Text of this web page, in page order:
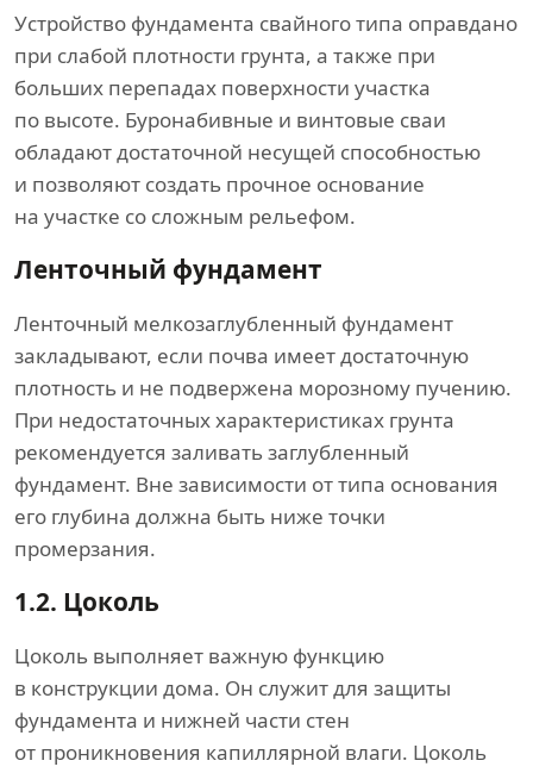
Устройство фундамента свайного типа оправдано
при слабой плотности грунта, а также при
больших перепадах поверхности участка
по высоте. Буронабивные и винтовые сваи
обладают достаточной несущей способностью
и позволяют создать прочное основание
на участке со сложным рельефом.
Ленточный фундамент
Ленточный мелкозаглубленный фундамент
закладывают, если почва имеет достаточную
плотность и не подвержена морозному пучению.
При недостаточных характеристиках грунта
рекомендуется заливать заглубленный
фундамент. Вне зависимости от типа основания
его глубина должна быть ниже точки
промерзания.
1.2. Цоколь
Цоколь выполняет важную функцию
в конструкции дома. Он служит для защиты
фундамента и нижней части стен
от проникновения капиллярной влаги. Цоколь